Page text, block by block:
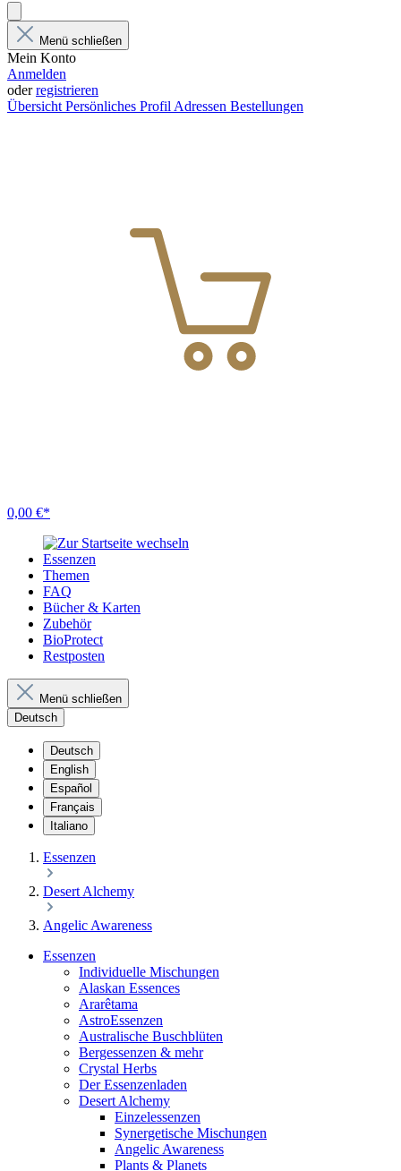
Menü schließen
Mein Konto
Anmelden
oderregistrieren
Übersicht Persönliches Profil Adressen Bestellungen
0,00 €*
Essenzen
Themen
FAQ
Bücher & Karten
Zubehör
BioProtect
Restposten
Menü schließen
Deutsch
Deutsch
English
Español
Français
Italiano
Essenzen
Desert Alchemy
Angelic Awareness
Essenzen
Individuelle Mischungen
Alaskan Essences
Ararêtama
AstroEssenzen
Australische Buschblüten
Bergessenzen & mehr
Crystal Herbs
Der Essenzenladen
Desert Alchemy
Einzelessenzen
Synergetische Mischungen
Angelic Awareness
Plants & Planets